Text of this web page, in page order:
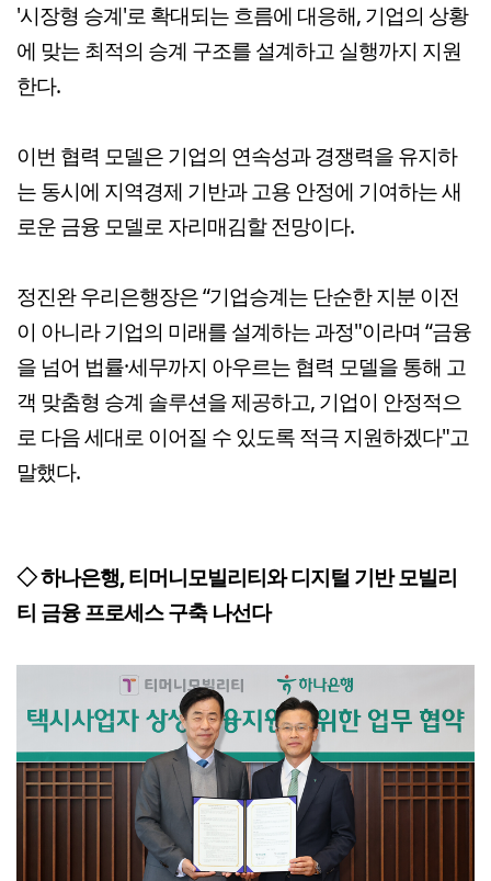
'시장형 승계'로 확대되는 흐름에 대응해, 기업의 상황
에 맞는 최적의 승계 구조를 설계하고 실행까지 지원
한다.
이번 협력 모델은 기업의 연속성과 경쟁력을 유지하
는 동시에 지역경제 기반과 고용 안정에 기여하는 새
로운 금융 모델로 자리매김할 전망이다.
정진완 우리은행장은 “기업승계는 단순한 지분 이전
이 아니라 기업의 미래를 설계하는 과정"이라며 “금융
을 넘어 법률·세무까지 아우르는 협력 모델을 통해 고
객 맞춤형 승계 솔루션을 제공하고, 기업이 안정적으
로 다음 세대로 이어질 수 있도록 적극 지원하겠다"고
말했다.
◇ 하나은행, 티머니모빌리티와 디지털 기반 모빌리
티 금융 프로세스 구축 나선다